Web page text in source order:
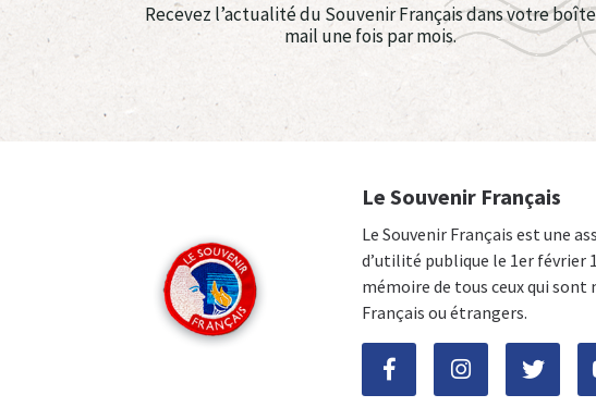
Recevez l’actualité du Souvenir Français dans votre boîte
mail une fois par mois.
Le Souvenir Français
Le Souvenir Français est une
d’utilité publique le 1er février
mémoire de tous ceux qui
Français ou étrangers.